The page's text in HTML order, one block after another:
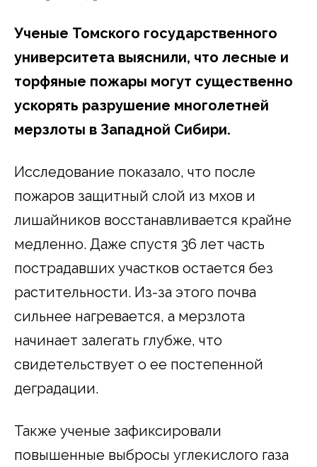
Ученые Томского государственного
университета выяснили, что лесные и
торфяные пожары могут существенно
ускорять разрушение многолетней
мерзлоты в Западной Сибири.
Исследование показало, что после
пожаров защитный слой из мхов и
лишайников восстанавливается крайне
медленно. Даже спустя 36 лет часть
пострадавших участков остается без
растительности. Из-за этого почва
сильнее нагревается, а мерзлота
начинает залегать глубже, что
свидетельствует о ее постепенной
деградации.
Также ученые зафиксировали
повышенные выбросы углекислого газа